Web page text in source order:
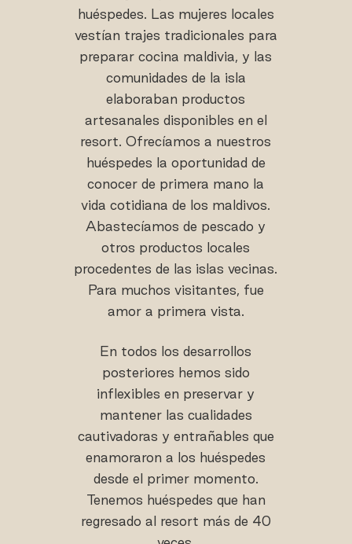
huéspedes. Las mujeres locales
vestían trajes tradicionales para
preparar cocina maldivia, y las
comunidades de la isla
elaboraban productos
artesanales disponibles en el
resort. Ofrecíamos a nuestros
huéspedes la oportunidad de
conocer de primera mano la
vida cotidiana de los maldivos.
Abastecíamos de pescado y
otros productos locales
procedentes de las islas vecinas.
Para muchos visitantes, fue
amor a primera vista.
En todos los desarrollos
posteriores hemos sido
inflexibles en preservar y
mantener las cualidades
cautivadoras y entrañables que
enamoraron a los huéspedes
desde el primer momento.
Tenemos huéspedes que han
regresado al resort más de 40